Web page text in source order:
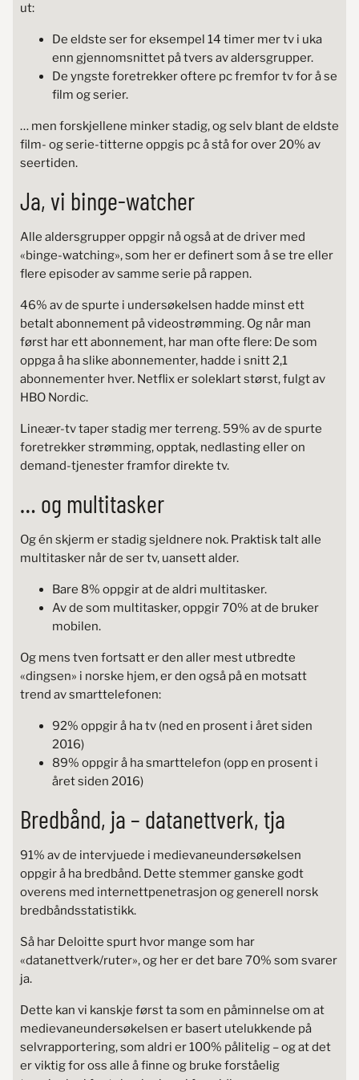
ut:
De eldste ser for eksempel 14 timer mer tv i uka
enn gjennomsnittet på tvers av aldersgrupper.
De yngste foretrekker oftere pc fremfor tv for å se
film og serier.
… men forskjellene minker stadig, og selv blant de eldste
film- og serie-titterne oppgis pc å stå for over 20% av
seertiden.
Ja, vi binge-watcher
Alle aldersgrupper oppgir nå også at de driver med
«binge-watching», som her er definert som å se tre eller
flere episoder av samme serie på rappen.
46% av de spurte i undersøkelsen hadde minst ett
betalt abonnement på videostrømming. Og når man
først har ett abonnement, har man ofte flere: De som
oppga å ha slike abonnementer, hadde i snitt 2,1
abonnementer hver. Netflix er soleklart størst, fulgt av
HBO Nordic.
Lineær-tv taper stadig mer terreng. 59% av de spurte
foretrekker strømming, opptak, nedlasting eller on
demand-tjenester framfor direkte tv.
… og multitasker
Og én skjerm er stadig sjeldnere nok. Praktisk talt alle
multitasker når de ser tv, uansett alder.
Bare 8% oppgir at de aldri multitasker.
Av de som multitasker, oppgir 70% at de bruker
mobilen.
Og mens tven fortsatt er den aller mest utbredte
«dingsen» i norske hjem, er den også på en motsatt
trend av smarttelefonen:
92% oppgir å ha tv (ned en prosent i året siden
2016)
89% oppgir å ha smarttelefon (opp en prosent i
året siden 2016)
Bredbånd, ja – datanettverk, tja
91% av de intervjuede i medievaneundersøkelsen
oppgir å ha bredbånd. Dette stemmer ganske godt
overens med internettpenetrasjon og generell norsk
bredbåndsstatistikk.
Så har Deloitte spurt hvor mange som har
«datanettverk/ruter», og her er det bare 70% som svarer
ja.
Dette kan vi kanskje først ta som en påminnelse om at
medievaneundersøkelsen er basert utelukkende på
selvrapportering, som aldri er 100% pålitelig – og at det
er viktig for oss alle å finne og bruke forståelig